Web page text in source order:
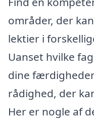
områder, der
lektier i
Uanset hvilke
dine
rådighed, der
Her er nogle af